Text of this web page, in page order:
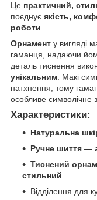
Це практичний,
поєднує якість,
роботи.
Орнамент у вигляді
гаманця, надаючи
деталь тиснення
унікальним. Макі
натхнення, тому
особливе символічне
Характеристики:
Натуральна
Ручне шиття —
Тиснений
стильний
Відділення для